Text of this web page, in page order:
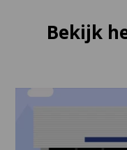
Bekijk